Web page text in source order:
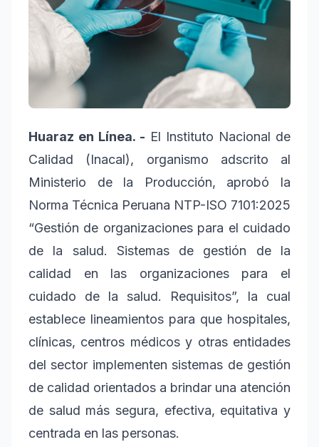
Huaraz en Línea. - El Instituto Nacional de
Calidad (Inacal), organismo adscrito al
Ministerio de la Producción, aprobó la
Norma Técnica Peruana NTP-ISO 7101:2025
“Gestión de organizaciones para el cuidado
de la salud. Sistemas de gestión de la
calidad en las organizaciones para el
cuidado de la salud. Requisitos”, la cual
establece lineamientos para que hospitales,
clínicas, centros médicos y otras entidades
del sector implementen sistemas de gestión
de calidad orientados a brindar una atención
de salud más segura, efectiva, equitativa y
centrada en las personas.